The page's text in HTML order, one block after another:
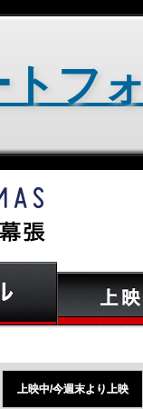
上映中/今週末より上映